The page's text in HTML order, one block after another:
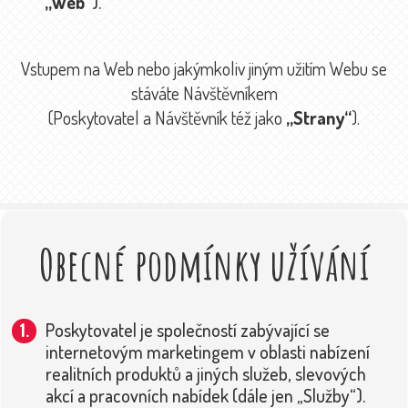
Vstupem na Web nebo jakýmkoliv jiným užitím Webu se
stáváte Návštěvníkem
(Poskytovatel a Návštěvník též jako „Strany“).
Obecné podmínky užívání
Poskytovatel je společností zabývající se
internetovým marketingem v oblasti nabízení
realitních produktů a jiných služeb, slevových
akcí a pracovních nabídek (dále jen „Služby“).